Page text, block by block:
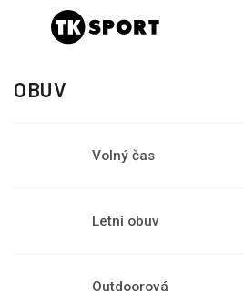
OBUV
Volný čas
Letní obuv
Outdoorová